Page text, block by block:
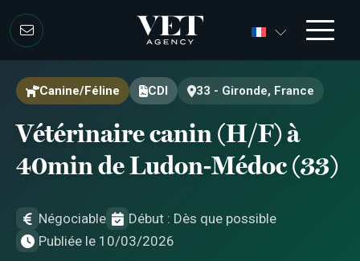
Canine/Féline CDI 33 - Gironde, France
Vétérinaire canin (H/F) à
40min de Ludon-Médoc (33)
Négociable
Début : Dès que possible
Publiée le 10/03/2026